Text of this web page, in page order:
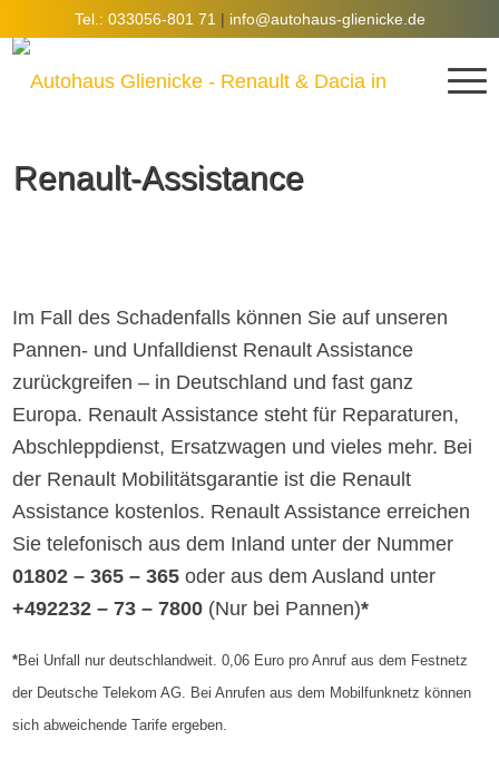
Tel.: 033056-801 71 | info@autohaus-glienicke.de
Renault-Assistance
Im Fall des Schadenfalls können Sie auf unseren
Pannen- und Unfalldienst Renault Assistance
zurückgreifen – in Deutschland und fast ganz
Europa. Renault Assistance steht für Reparaturen,
Abschleppdienst, Ersatzwagen und vieles mehr. Bei
der Renault Mobilitätsgarantie ist die Renault
Assistance kostenlos. Renault Assistance erreichen
Sie telefonisch aus dem Inland unter der Nummer
01802 – 365 – 365oder aus dem Ausland unter
+492232 – 73 – 7800 (Nur bei Pannen)*
*Bei Unfall nur deutschlandweit. 0,06 Euro pro Anruf aus dem Festnetz
der Deutsche Telekom AG. Bei Anrufen aus dem Mobilfunknetz können
sich abweichende Tarife ergeben.